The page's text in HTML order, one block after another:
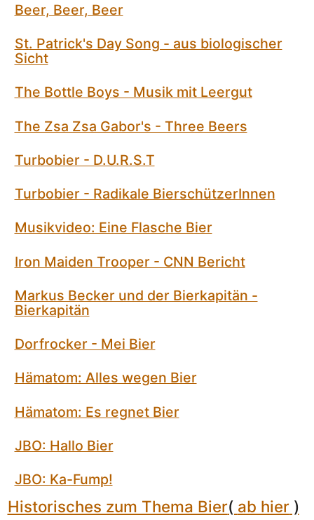
Beer, Beer, Beer
St. Patrick's Day Song - aus biologischer
Sicht
The Bottle Boys - Musik mit Leergut
The Zsa Zsa Gabor's - Three Beers
Turbobier - D.U.R.S.T
Turbobier - Radikale BierschützerInnen
Musikvideo: Eine Flasche Bier
Iron Maiden Trooper - CNN Bericht
Markus Becker und der Bierkapitän -
Bierkapitän
Dorfrocker - Mei Bier
Hämatom: Alles wegen Bier
Hämatom: Es regnet Bier
JBO: Hallo Bier
JBO: Ka-Fump!
Historisches zum Thema Bier( ab hier)